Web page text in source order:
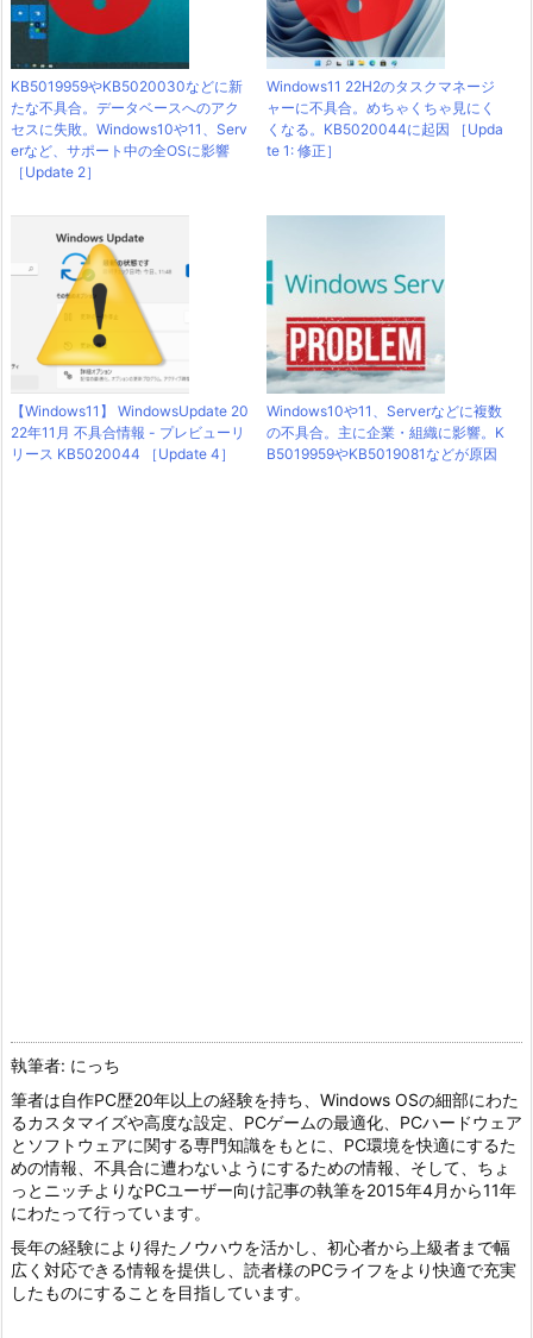
KB5019959やKB5020030などに新
たな不具合。データベースへのアク
セスに失敗。Windows10や11、Serv
erなど、サポート中の全OSに影響
［Update 2］
Windows11 22H2のタスクマネージ
ャーに不具合。めちゃくちゃ見にく
くなる。KB5020044に起因 ［Upda
te 1: 修正］
【Windows11】 WindowsUpdate 20
22年11月 不具合情報 - プレビューリ
リース KB5020044 ［Update 4］
Windows10や11、Serverなどに複数
の不具合。主に企業・組織に影響。K
B5019959やKB5019081などが原因
執筆者: にっち
筆者は自作PC歴20年以上の経験を持ち、Windows OSの細部にわた
るカスタマイズや高度な設定、PCゲームの最適化、PCハードウェア
とソフトウェアに関する専門知識をもとに、PC環境を快適にするた
めの情報、不具合に遭わないようにするための情報、そして、ちょ
っとニッチよりなPCユーザー向け記事の執筆を2015年4月から11年
にわたって行っています。
長年の経験により得たノウハウを活かし、初心者から上級者まで幅
広く対応できる情報を提供し、読者様のPCライフをより快適で充実
したものにすることを目指しています。